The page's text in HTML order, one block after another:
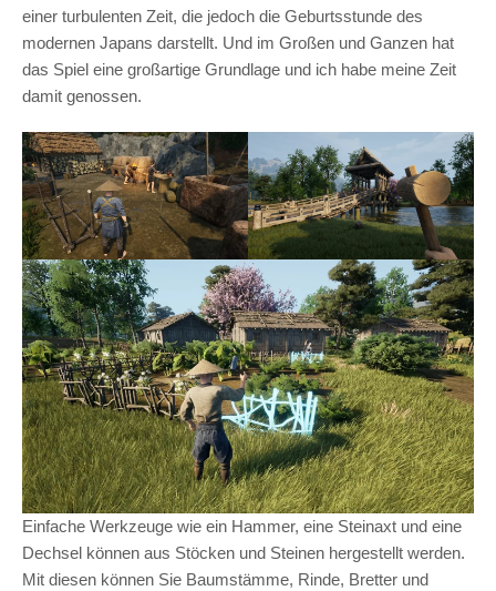
einer turbulenten Zeit, die jedoch die Geburtsstunde des
modernen Japans darstellt. Und im Großen und Ganzen hat
das Spiel eine großartige Grundlage und ich habe meine Zeit
damit genossen.
Einfache Werkzeuge wie ein Hammer, eine Steinaxt und eine
Dechsel können aus Stöcken und Steinen hergestellt werden.
Mit diesen können Sie Baumstämme, Rinde, Bretter und